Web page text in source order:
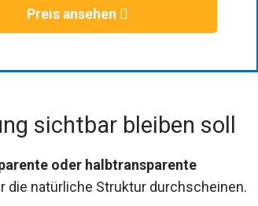
Preis ansehen
sichtbar bleiben soll
oder halbtransparente
die natürliche Struktur durchscheinen.